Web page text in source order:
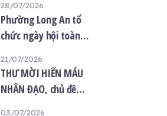
MẮT MIỄN PHÍ CHO 120
NGƯỜI DÂN
28/07/2026
Phường Long An tổ
chức ngày hội toàn
quốc năm 2026
21/07/2026
THƯ MỜI HIẾN MÁU
NHÂN ĐẠO, chủ đề
03/07/2026